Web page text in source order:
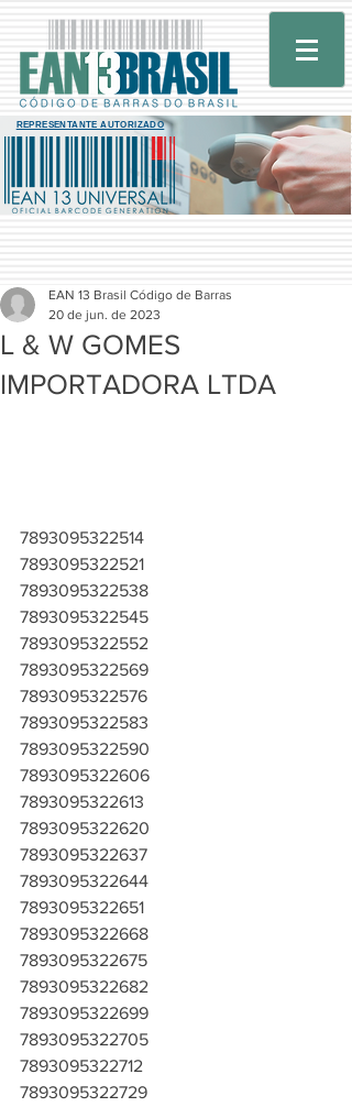
REPRESENTANTE AUTORIZADO
L & W GOMES
IMPORTADORA LTDA
EAN 13 Brasil Código de Barras
20 de jun. de 2023
7893095322514
7893095322521
7893095322538
7893095322545
7893095322552
7893095322569
7893095322576
7893095322583
7893095322590
7893095322606
7893095322613
7893095322620
7893095322637
7893095322644
7893095322651
7893095322668
7893095322675
7893095322682
7893095322699
7893095322705
7893095322712
7893095322729